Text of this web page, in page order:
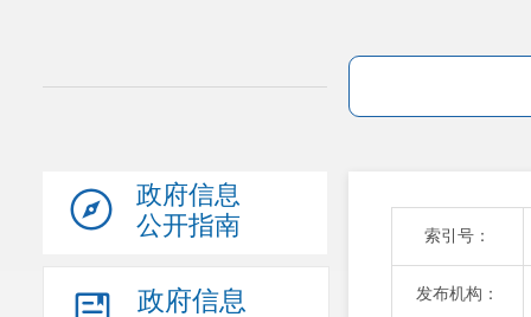
政府信息
公开指南
政府信息
索引号：
发布机构：